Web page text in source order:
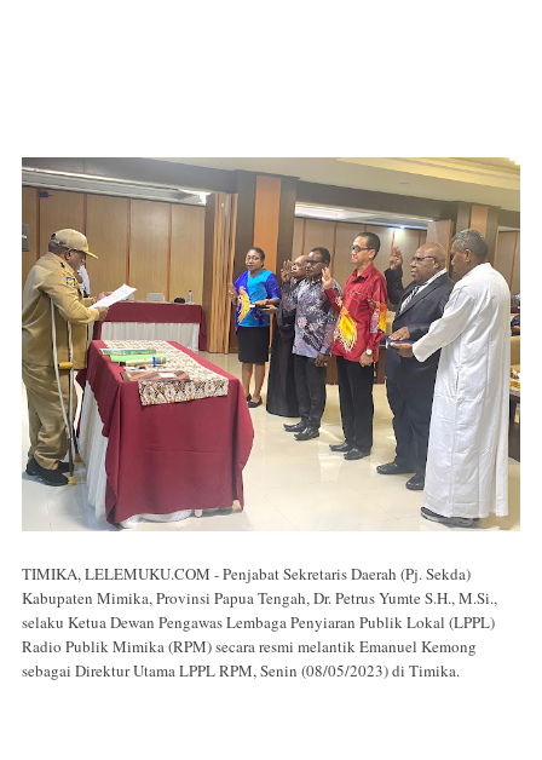
TIMIKA, LELEMUKU.COM - Penjabat Sekretaris Daerah (Pj. Sekda)
Kabupaten Mimika, Provinsi Papua Tengah, Dr. Petrus Yumte S.H., M.Si.,
selaku Ketua Dewan Pengawas Lembaga Penyiaran Publik Lokal (LPPL)
Radio Publik Mimika (RPM) secara resmi melantik Emanuel Kemong
sebagai Direktur Utama LPPL RPM, Senin (08/05/2023) di Timika.